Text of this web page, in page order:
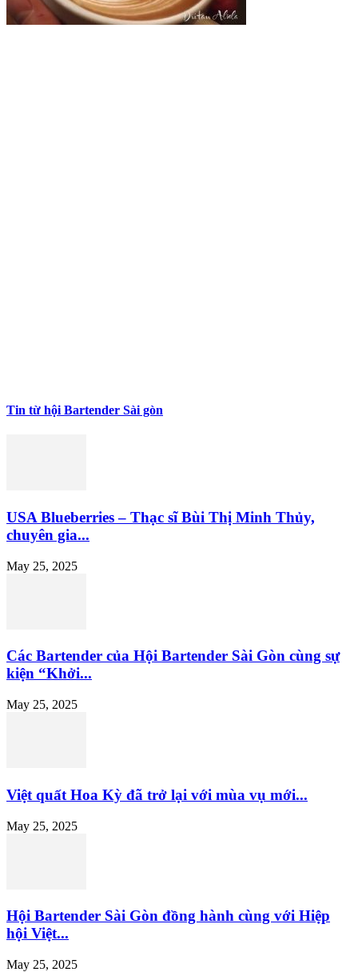
Tin từ hội Bartender Sài gòn
USA Blueberries – Thạc sĩ Bùi Thị Minh Thủy,
chuyên gia...
May 25, 2025
Các Bartender của Hội Bartender Sài Gòn cùng sự
kiện “Khởi...
May 25, 2025
Việt quất Hoa Kỳ đã trở lại với mùa vụ mới...
May 25, 2025
Hội Bartender Sài Gòn đồng hành cùng với Hiệp
hội Việt...
May 25, 2025